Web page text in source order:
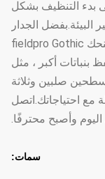
بدء التنظيف بشكل
البيئة.بفضل الجدار
الجانبي الذي يبلغ طوله 6 بوصات ، يمنحك fieldpro Gothic
بنباتات أكبر ، مثل
سطحين صلبين وثلاثة
مع احتياجاتك.اتصل
وأصبح محترفًا.
سمات: